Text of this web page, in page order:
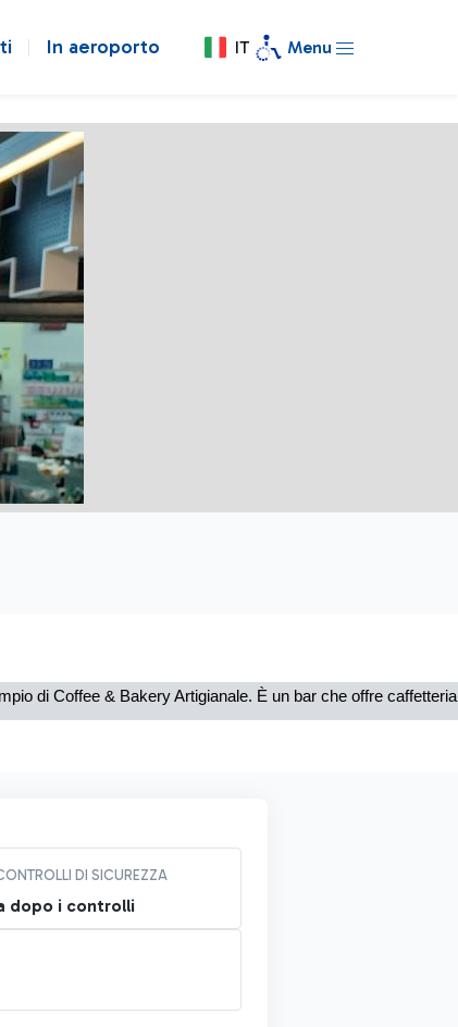
In aeroporto IT Menu
di Coffee & Bakery Artigianale. È un bar che offre
DI SICUREZZA
dopo i controlli